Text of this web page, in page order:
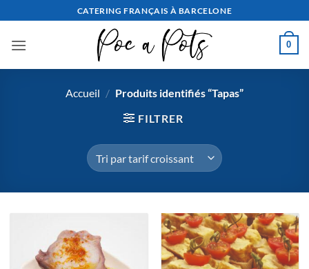
au
contenu
CATERING FRANÇAIS À BARCELONE
0
Accueil / Produits identifiés “Tapas”
FILTRER